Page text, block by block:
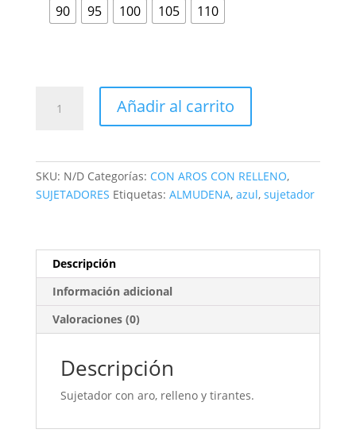
90 95 100 105 110
Añadir al carrito
SKU: N/D Categorías: CON AROS CON RELLENO,
SUJETADORES Etiquetas: ALMUDENA, azul, sujetador
Descripción
Información adicional
Valoraciones (0)
Descripción
Sujetador con aro, relleno y tirantes.